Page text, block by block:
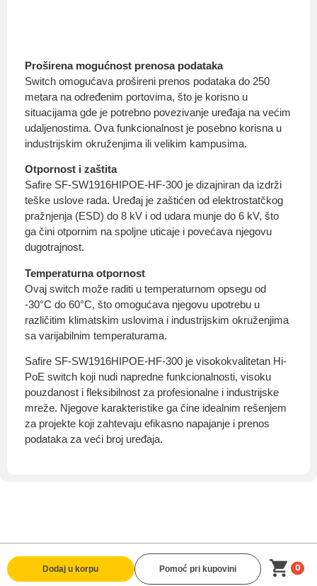
Proširena mogućnost prenosa podataka
Switch omogućava prošireni prenos podataka do 250
metara na određenim portovima, što je korisno u
situacijama gde je potrebno povezivanje uređaja na većim
udaljenostima. Ova funkcionalnost je posebno korisna u
industrijskim okruženjima ili velikim kampusima.
Otpornost i zaštita
Safire SF-SW1916HIPOE-HF-300 je dizajniran da izdrži
teške uslove rada. Uređaj je zaštićen od elektrostatčkog
pražnjenja (ESD) do 8 kV i od udara munje do 6 kV, što
ga čini otpornim na spoljne uticaje i povećava njegovu
dugotrajnost.
Temperaturna otpornost
Ovaj switch može raditi u temperaturnom opsegu od
-30°C do 60°C, što omogućava njegovu upotrebu u
različitim klimatskim uslovima i industrijskim okruženjima
sa varijabilnim temperaturama.
Safire SF-SW1916HIPOE-HF-300 je visokokvalitetan Hi-
PoE switch koji nudi napredne funkcionalnosti, visoku
pouzdanost i fleksibilnost za profesionalne i industrijske
mreže. Njegove karakteristike ga čine idealnim rešenjem
za projekte koji zahtevaju efikasno napajanje i prenos
podataka za veći broj uređaja.
Dodaj u korpu Pomoć pri kupovini 0